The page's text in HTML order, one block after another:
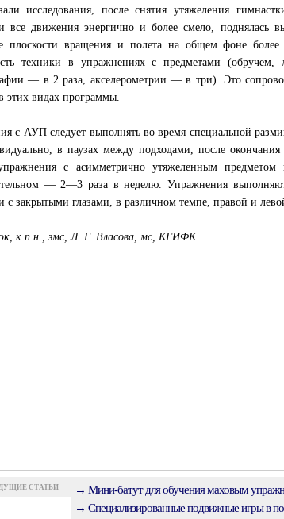
исследования, после снятия утяжеления
все движения энергично и более смело, поднялась
плоскости вращения и полета на общем фоне более
техники в упражнениях с предметами
— в 2 раза, акселерометрии — в три). Это
этих видах программы.
с АУП следует выполнять во время специальной
в паузах между подходами, после
с асимметрично утяжеленным
— 2—3 раза в неделю. Упражнения
с закрытыми глазами, в различном темпе, правой и
к.п.н., змс, Л. Г. Власова, мс, КГИФК.
СТАТЬИ
→ Мини-батут для обучения маховым
→ Специализированные подвижные игры в